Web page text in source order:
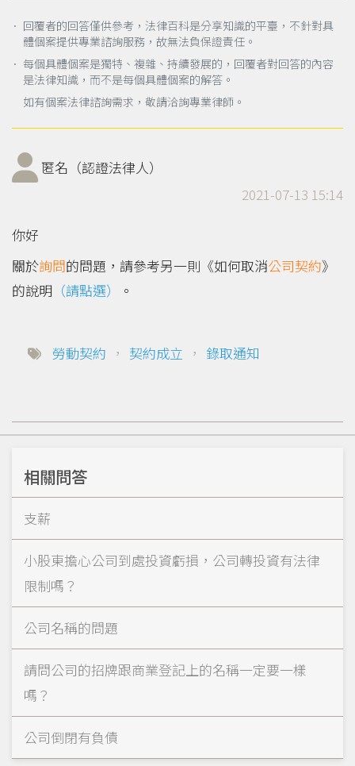
． 回覆者的回答僅供參考，法律百科是分享知識的平臺，不針對具
體個案提供專業諮詢服務，故無法負保證責任。
． 每個具體個案是獨特、複雜、持續發展的，回覆者對回答的內容
是法律知識，而不是每個具體個案的解答。
如有個案法律諮詢需求，敬請洽詢專業律師。
匿名（認證法律人）
2021-07-13 15:14
你好
關於詢問的問題，請參考另一則《如何取消公司契約》
的說明 （請點選） 。
勞動契約 ， 契約成立 ， 錄取通知
相關問答
支薪
小股東擔心公司到處投資虧損，公司轉投資有法律
限制嗎？
公司名稱的問題
請問公司的招牌跟商業登記上的名稱一定要一樣
嗎？
公司倒閉有負債